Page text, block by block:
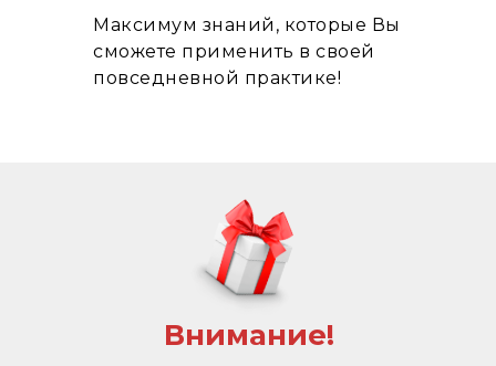
Максимум знаний, которые Вы
сможете применить в своей
повседневной практике!
Внимание!